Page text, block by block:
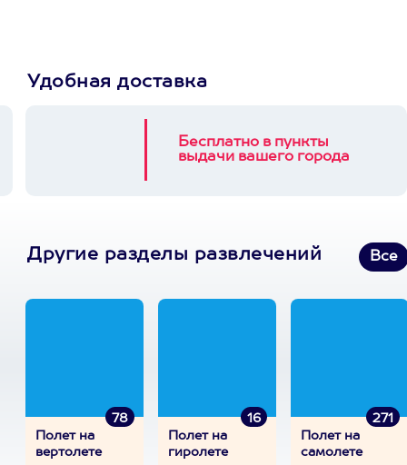
Удобная доставка
Бесплатно в пункты
выдачи вашего города
Другие разделы развлечений Все
78
Полет на
вертолете
16
Полет на
гиролете
271
Полет на
самолете